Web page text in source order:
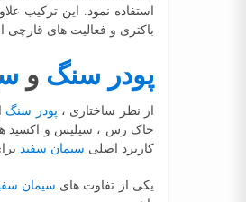
استفاده نمود. این ترکیب
باکتری و فعالیت های قارچی
پودر سنگ و
از نظر ساختاری ، پودر سنگ
خاک رس ، سیلیس و اکسید
کاربرد اصلی سیمان سفید
یکی از تفاوت های سیمان